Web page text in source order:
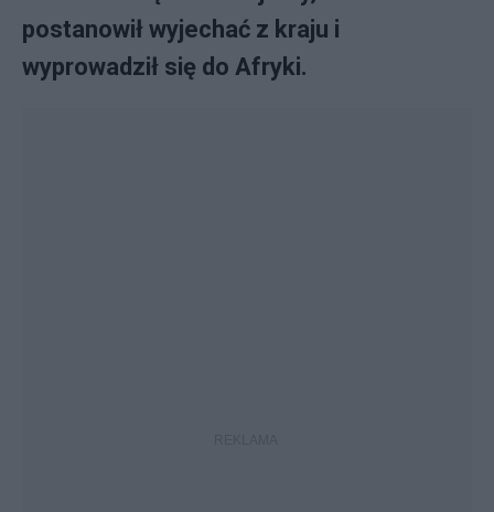
postanowił wyjechać z kraju i
wyprowadził się do Afryki.